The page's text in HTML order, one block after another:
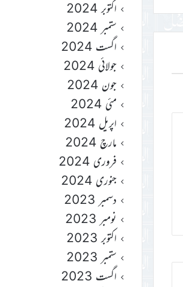
اکتوبر 2024
ستمبر 2024
اگست 2024
جولائی 2024
جون 2024
مئی 2024
اپریل 2024
مارچ 2024
فروری 2024
جنوری 2024
دسمبر 2023
نومبر 2023
اکتوبر 2023
ستمبر 2023
اگست 2023